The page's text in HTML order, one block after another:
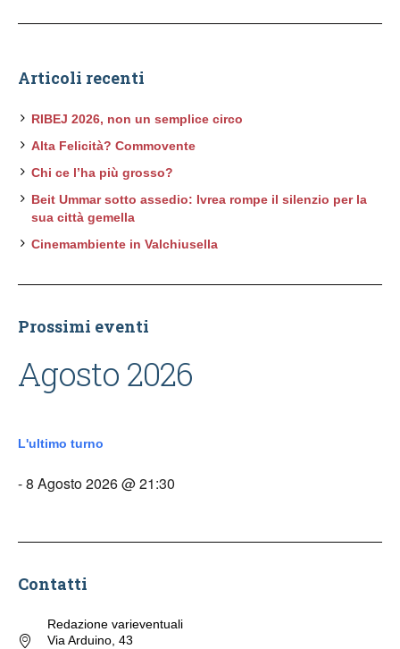
Articoli recenti
RIBEJ 2026, non un semplice circo
Alta Felicità? Commovente
Chi ce l’ha più grosso?
Beit Ummar sotto assedio: Ivrea rompe il silenzio per la
sua città gemella
Cinemambiente in Valchiusella
Prossimi eventi
Agosto 2026
L'ultimo turno
- 8 Agosto 2026 @ 21:30
Contatti
Redazione varieventuali
Via Arduino, 43